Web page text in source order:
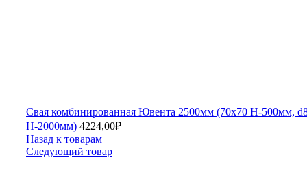
Свая комбинированная Ювента 2500мм (70х70 Н-500мм,
Н-2000мм) 4224,00₽
Назад к товарам
Следующий товар